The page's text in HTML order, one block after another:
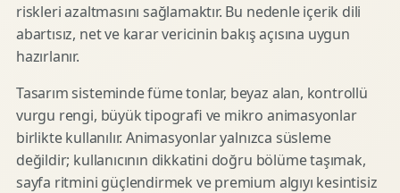
riskleri azaltmasını sağlamaktır. Bu nedenle içerik dili
abartısız, net ve karar vericinin bakış açısına uygun
hazırlanır.
Tasarım sisteminde füme tonlar, beyaz alan, kontrollü
vurgu rengi, büyük tipografi ve mikro animasyonlar
birlikte kullanılır. Animasyonlar yalnızca süsleme
değildir; kullanıcının dikkatini doğru bölüme taşımak,
sayfa ritmini güçlendirmek ve premium algıyı kesintisiz